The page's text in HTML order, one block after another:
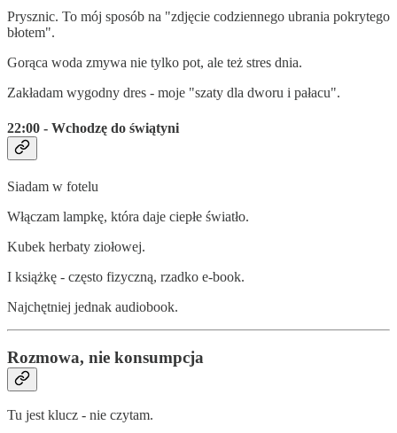
Prysznic. To mój sposób na "zdjęcie codziennego ubrania pokrytego
błotem".
Gorąca woda zmywa nie tylko pot, ale też stres dnia.
Zakładam wygodny dres - moje "szaty dla dworu i pałacu".
22:00 - Wchodzę do świątyni
Siadam w fotelu
Włączam lampkę, która daje ciepłe światło.
Kubek herbaty ziołowej.
I książkę - często fizyczną, rzadko e-book.
Najchętniej jednak audiobook.
Rozmowa, nie konsumpcja
Tu jest klucz - nie czytam.